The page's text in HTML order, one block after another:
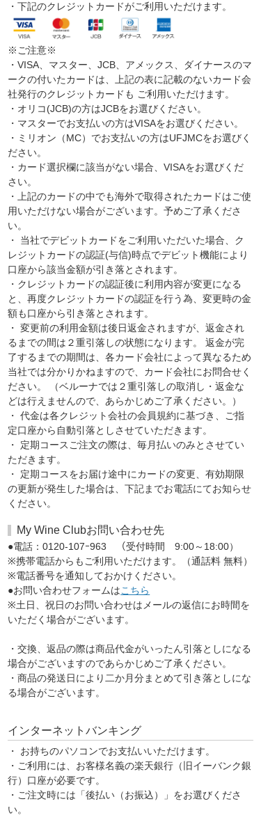
・下記のクレジットカードがご利用いただけます。
※ご注意※
・VISA、マスター、JCB、アメックス、ダイナースのマ
ークの付いたカードは、上記の表に記載のないカード会
社発行のクレジットカードも ご利用いただけます。
・オリコ(JCB)の方はJCBをお選びください。
・マスターでお支払いの方はVISAをお選びください。
・ミリオン（MC）でお支払いの方はUFJMCをお選びく
ださい。
・カード選択欄に該当がない場合、VISAをお選びくだ
さい。
・上記のカードの中でも海外で取得されたカードはご使
用いただけない場合がございます。予めご了承くださ
い。
・ 当社でデビットカードをご利用いただいた場合、ク
レジットカードの認証(与信)時点でデビット機能により
口座から該当金額が引き落とされます。
・クレジットカードの認証後に利用内容が変更になる
と、再度クレジットカードの認証を行う為、変更時の金
額も口座から引き落とされます。
・ 変更前の利用金額は後日返金されますが、返金され
るまでの間は２重引落しの状態になります。 返金が完
了するまでの期間は、各カード会社によって異なるため
当社では分かりかねますので、カード会社にお問合せく
ださい。 （ベルーナでは２重引落しの取消し・返金な
どは行えませんので、あらかじめご了承ください。）
・ 代金は各クレジット会社の会員規約に基づき、ご指
定口座から自動引落としさせていただきます。
・ 定期コースご注文の際は、毎月払いのみとさせてい
ただきます。
・ 定期コースをお届け途中にカードの変更、有効期限
の更新が発生した場合は、下記までお電話にてお知らせ
ください。
My Wine Clubお問い合わせ先
●電話：0120-107ｰ963 （受付時間 9:00～18:00）
※携帯電話からもご利用いただけます。（通話料 無料）
※電話番号を通知しておかけください。
●お問い合わせフォームはこちら
※土日、祝日のお問い合わせはメールの返信にお時間を
いただく場合がございます。
・交換、返品の際は商品代金がいったん引落としになる
場合がございますのであらかじめご了承ください。
・商品の発送日により二か月分まとめて引き落としにな
る場合がございます。
インターネットバンキング
・ お持ちのパソコンでお支払いいただけます。
・ご利用には、お客様名義の楽天銀行（旧イーバンク銀
行）口座が必要です。
・ご注文時には「後払い（お振込）」をお選びくださ
い。